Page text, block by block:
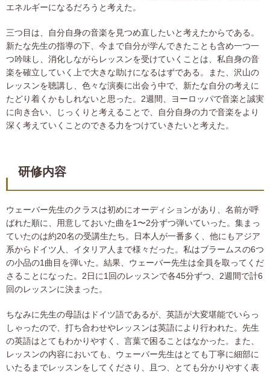
エネルギーになるだろうと考えた。
三つ目は、自分自身の音楽を見つめ直したいと考えたからである。
新たな先生の指導の下、今まで自分が学んできたことも含め一つ一
つ吟味し、消化しながらレッスンを受けていくことは、私自身の音
楽を確立していく上で大きな助けになるはずである。また、沢山の
レッスンを聴講し、色々な演奏に出会う中で、新たな自分の考えに
たどり着くかもしれないと思った。2週間、ヨーロッパで音楽と誠実
に向き合い、じっくりと考えることで、自分自身の力で音楽をより
深く考えていくことのできる力をつけていきたいと考えた。
研修内容
ウェーバー先生のクラスは初めにオーディションがあり、名前が呼
ばれた順に、用意しておいた曲を1〜2分ずつ弾いていった。集まっ
ていたのは約20名の受講生たち。日本人が一番多く、他にもアジア
系からドイツ人、イタリア人まで様々だった。私はブラームスの6つ
の小品の1曲目を弾いた。結果、ウェーバー先生は全員を取ってくだ
さることになった。2日に1回のレッスンで各45分ずつ、2週間で計6
回のレッスンに決まった。
ちなみに先生の母語はドイツ語であるが、英語が大変堪能でいらっ
しゃったので、打ち合わせやレッスンは英語により行われた。先生
の英語はとてもわかりやすく、言葉で困ることはなかった。また、
レッスンの内容においても、ウェーバー先生はとても丁寧に細部に
いたるまでレッスンをしてくださり、且つ、とても分かりやすく表